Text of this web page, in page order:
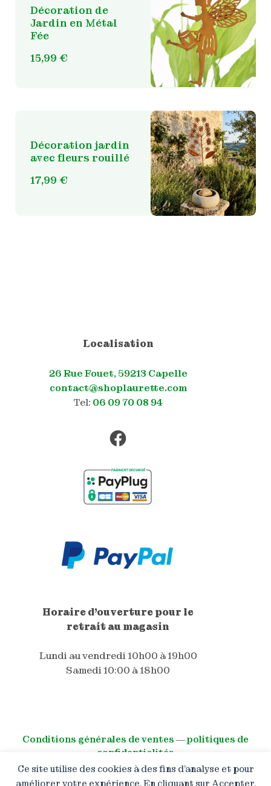
Ce site utilise des cookies à des fins d’analyse et pour
améliorer votre expérience. En cliquant sur Accepter,
Décoration de
Jardin en Métal
Fée
15,99 €
Décoration jardin
avec fleurs rouillé
17,99 €
Localisation
26 Rue Fouet, 59213 Capelle
contact@shoplaurette.com
Tel: 06 09 70 08 94
Facebook
Horaire d'ouverture pour le
retrait au magasin
Lundi au vendredi 10h00 à 19h00
Samedi 10:00 à 18h00
Conditions générales de ventes ―politiques de
confidentialités
© All right reserved